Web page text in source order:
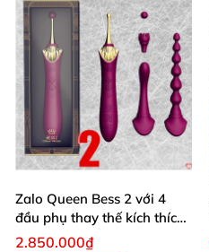
Zalo Queen Bess 2 với 4
đầu phụ thay thế kích thích
nhiều vị trí
2.850.000₫